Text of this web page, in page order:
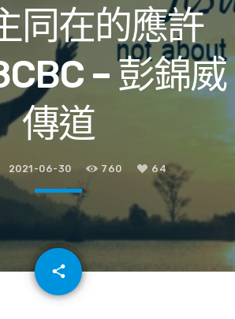
同在的應許
– 彭錦威
傳道
2021-06-30 760 64
share
email